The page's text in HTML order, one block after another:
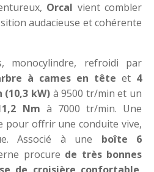
Orcal vient combler
audacieuse et cohérente
monocylindre, refroidi par
à cames en tête et 4
(10,3 kW) à 9500 tr/min et un
Nm à 7000 tr/min. Une
pour offrir une conduite vive,
Associé à une boîte 6
procure de très bonnes